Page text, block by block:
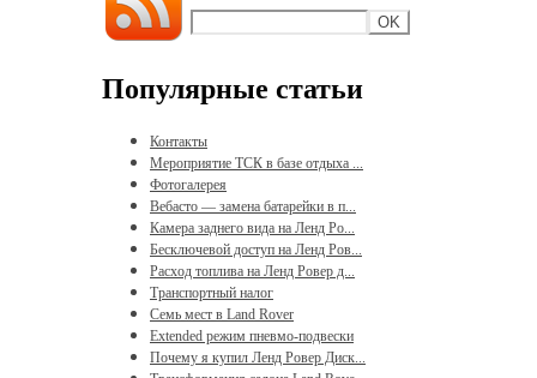
Популярные статьи
Контакты
Мероприятие ТСК в базе отдыха ...
Фотогалерея
Вебасто — замена батарейки в п...
Камера заднего вида на Ленд Ро...
Бесключевой доступ на Ленд Ров...
Расход топлива на Ленд Ровер д...
Транспортный налог
Семь мест в Land Rover
Extended режим пневмо-подвески
Почему я купил Ленд Ровер Диск...